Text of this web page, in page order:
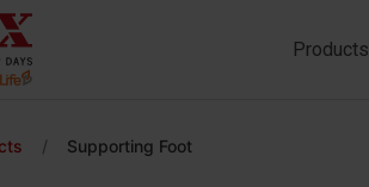
Products
/ Supporting Foot